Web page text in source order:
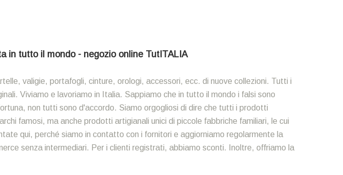
in tutto il mondo - negozio online TutITALIA
valigie, portafogli, cinture, orologi, accessori, ecc. di nuove collezioni. Tutti i
Viviamo e lavoriamo in Italia. Sappiamo che in tutto il mondo i falsi sono
non tutti sono d'accordo. Siamo orgogliosi di dire che tutti i prodotti
famosi, ma anche prodotti artigianali unici di piccole fabbriche familiari, le cui
qui, perché siamo in contatto con i fornitori e aggiorniamo regolarmente la
senza intermediari. Per i clienti registrati, abbiamo sconti. Inoltre, offriamo la